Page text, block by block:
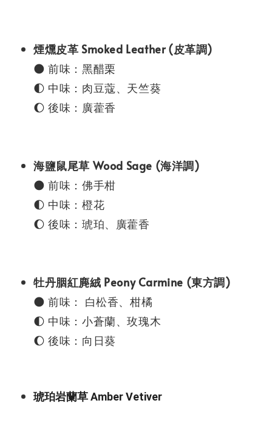
煙燻皮革 Smoked Leather (皮革調)
🌑 前味：黑醋栗
🌓 中味：肉豆蔻、天竺葵
🌔 後味：廣藿香
海鹽鼠尾草 Wood Sage (海洋調)
🌑 前味：佛手柑
🌓 中味：橙花
🌔 後味：琥珀、廣藿香
牡丹胭紅麂絨 Peony Carmine (東方調)
🌑 前味： 白松香、柑橘
🌓 中味：小蒼蘭、玫瑰木
🌔 後味：向日葵
琥珀岩蘭草 Amber Vetiver